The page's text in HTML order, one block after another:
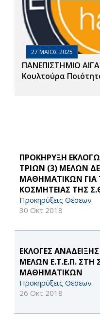
27 ΜΑΙΟΣ 2025
ΠΑΝΕΠΙΣΤΗΜΙΟ
Κουλτούρα
ΠΡΟΚΗΡΥΞΗ
ΤΡΙΩΝ (3) ΜΕΛΩΝ
ΜΑΘΗΜΑΤΙΚΩΝ ΓΙΑ
ΚΟΣΜΗΤΕΙΑΣ ΤΗΣ
Προκηρύξεις Θέσεων
30 Οκτ 2018
ΕΚΛΟΓΕΣ
ΜΕΛΩΝ Ε.Τ.Ε.Π.
ΜΑΘΗΜΑΤΙΚΩΝ
Προκηρύξεις Θέσεων
26 Οκτ 2018